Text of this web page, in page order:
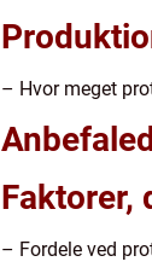
– Hvor meget
Faktorer,
– Fordele ved